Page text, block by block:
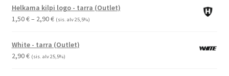
Helkama kilpi logo - tarra (Outlet)
1,50€– 2,90€Hintaluokka:
-
2,90 €
(sis. alv 25,5%)
White - tarra (Outlet)
2,90€ (sis. alv 25,5%)